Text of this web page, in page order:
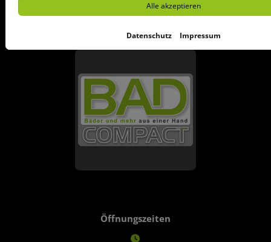
FOOTER - KONTAKTDATEN UND
Öffnungszeiten
Alle akzeptieren
Datenschutz Impressum